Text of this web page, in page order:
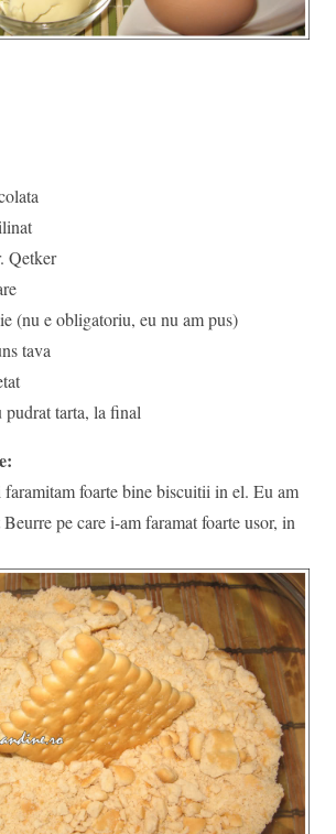
Qetker
(nu e obligatoriu, eu nu am pus)
tava
pudrat tarta, la final
foarte bine biscuitii in el. Eu am
pe care i-am faramat foarte usor, in